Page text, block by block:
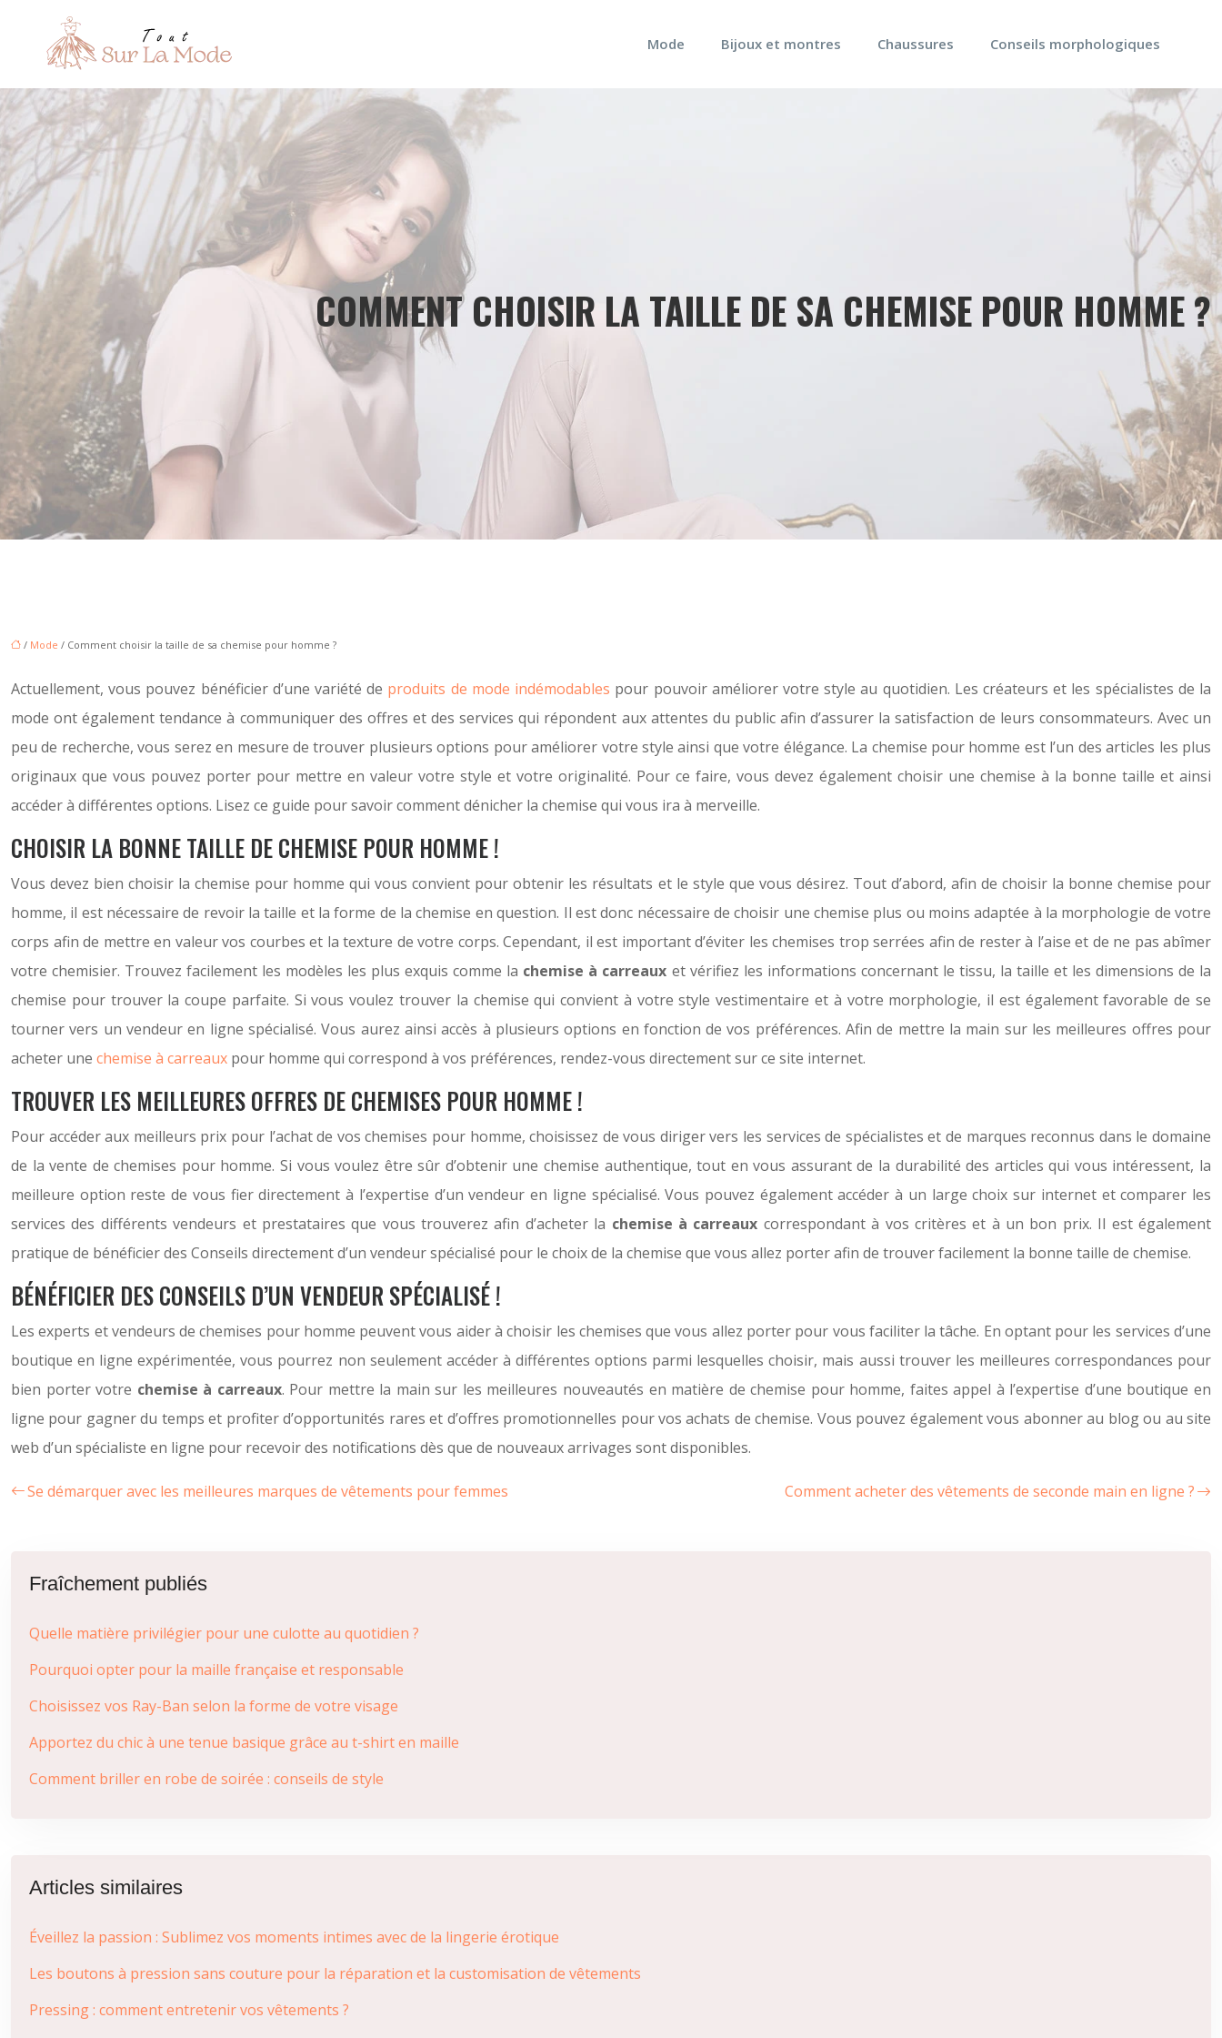
Mode Bijoux et montres Chaussures Conseils morphologiques
COMMENT CHOISIR LA TAILLE DE SA CHEMISE POUR HOMME ?
/ Mode / Comment choisir la taille de sa chemise pour homme ?
Actuellement, vous pouvez bénéficier d’une variété de produits de mode indémodables pour pouvoir améliorer votre style au quotidien. Les créateurs et les spécialistes de la
mode ont également tendance à communiquer des offres et des services qui répondent aux attentes du public afin d’assurer la satisfaction de leurs consommateurs. Avec un
peu de recherche, vous serez en mesure de trouver plusieurs options pour améliorer votre style ainsi que votre élégance. La chemise pour homme est l’un des articles les plus
originaux que vous pouvez porter pour mettre en valeur votre style et votre originalité. Pour ce faire, vous devez également choisir une chemise à la bonne taille et ainsi
accéder à différentes options. Lisez ce guide pour savoir comment dénicher la chemise qui vous ira à merveille.
CHOISIR LA BONNE TAILLE DE CHEMISE POUR HOMME !
Vous devez bien choisir la chemise pour homme qui vous convient pour obtenir les résultats et le style que vous désirez. Tout d’abord, afin de choisir la bonne chemise pour
homme, il est nécessaire de revoir la taille et la forme de la chemise en question. Il est donc nécessaire de choisir une chemise plus ou moins adaptée à la morphologie de votre
corps afin de mettre en valeur vos courbes et la texture de votre corps. Cependant, il est important d’éviter les chemises trop serrées afin de rester à l’aise et de ne pas abîmer
votre chemisier. Trouvez facilement les modèles les plus exquis comme la chemise à carreaux et vérifiez les informations concernant le tissu, la taille et les dimensions de la
chemise pour trouver la coupe parfaite. Si vous voulez trouver la chemise qui convient à votre style vestimentaire et à votre morphologie, il est également favorable de se
tourner vers un vendeur en ligne spécialisé. Vous aurez ainsi accès à plusieurs options en fonction de vos préférences. Afin de mettre la main sur les meilleures offres pour
acheter une chemise à carreaux pour homme qui correspond à vos préférences, rendez-vous directement sur ce site internet.
TROUVER LES MEILLEURES OFFRES DE CHEMISES POUR HOMME !
Pour accéder aux meilleurs prix pour l’achat de vos chemises pour homme, choisissez de vous diriger vers les services de spécialistes et de marques reconnus dans le domaine
de la vente de chemises pour homme. Si vous voulez être sûr d’obtenir une chemise authentique, tout en vous assurant de la durabilité des articles qui vous intéressent, la
meilleure option reste de vous fier directement à l’expertise d’un vendeur en ligne spécialisé. Vous pouvez également accéder à un large choix sur internet et comparer les
services des différents vendeurs et prestataires que vous trouverez afin d’acheter la chemise à carreaux correspondant à vos critères et à un bon prix. Il est également
pratique de bénéficier des Conseils directement d’un vendeur spécialisé pour le choix de la chemise que vous allez porter afin de trouver facilement la bonne taille de chemise.
BÉNÉFICIER DES CONSEILS D’UN VENDEUR SPÉCIALISÉ !
Les experts et vendeurs de chemises pour homme peuvent vous aider à choisir les chemises que vous allez porter pour vous faciliter la tâche. En optant pour les services d’une
boutique en ligne expérimentée, vous pourrez non seulement accéder à différentes options parmi lesquelles choisir, mais aussi trouver les meilleures correspondances pour
bien porter votre chemise à carreaux. Pour mettre la main sur les meilleures nouveautés en matière de chemise pour homme, faites appel à l’expertise d’une boutique en
ligne pour gagner du temps et profiter d’opportunités rares et d’offres promotionnelles pour vos achats de chemise. Vous pouvez également vous abonner au blog ou au site
web d’un spécialiste en ligne pour recevoir des notifications dès que de nouveaux arrivages sont disponibles.
Se démarquer avec les meilleures marques de vêtements pour femmes Comment acheter des vêtements de seconde main en ligne ?
Fraîchement publiés
Quelle matière privilégier pour une culotte au quotidien ?
Pourquoi opter pour la maille française et responsable
Choisissez vos Ray-Ban selon la forme de votre visage
Apportez du chic à une tenue basique grâce au t-shirt en maille
Comment briller en robe de soirée : conseils de style
Articles similaires
Éveillez la passion : Sublimez vos moments intimes avec de la lingerie érotique
Les boutons à pression sans couture pour la réparation et la customisation de vêtements
Pressing : comment entretenir vos vêtements ?